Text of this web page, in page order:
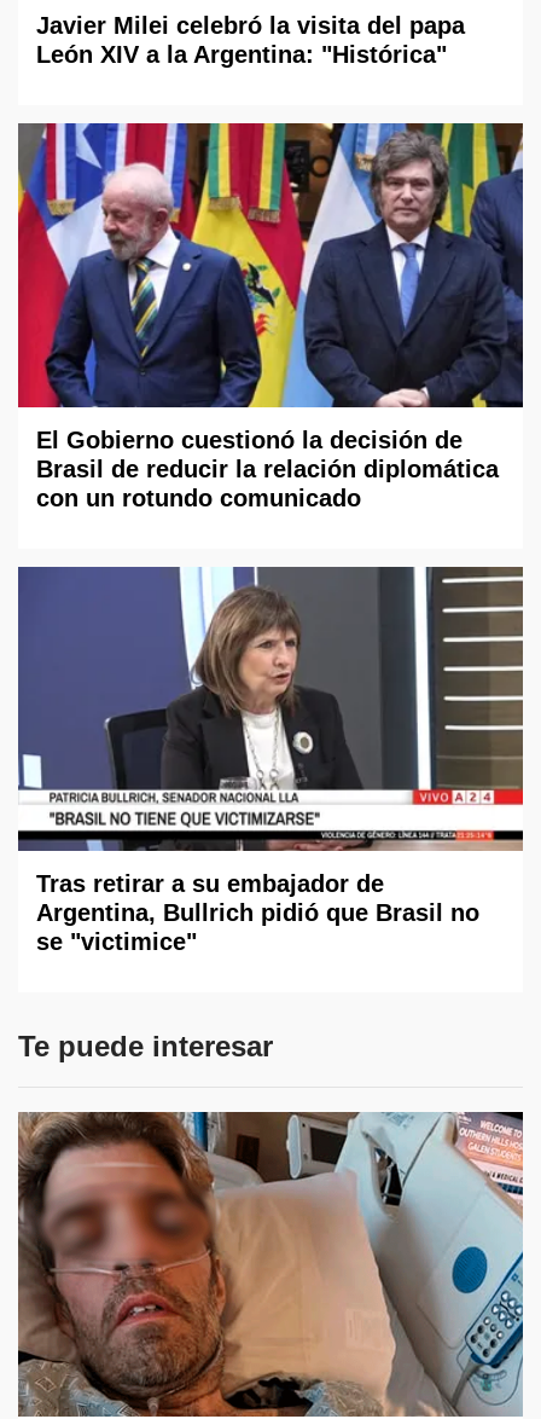
Javier Milei celebró la visita del papa
León XIV a la Argentina: "Histórica"
El Gobierno cuestionó la decisión de
Brasil de reducir la relación diplomática
con un rotundo comunicado
Tras retirar a su embajador de
Argentina, Bullrich pidió que Brasil no
se "victimice"
Te puede interesar